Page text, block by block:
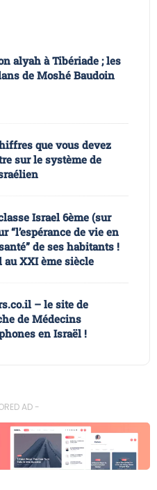
alyah à Tibériade ; les
de Moshé Baudoin
que vous devez
sur le système de
Israel 6ème (sur
“l’espérance de vie en
de ses habitants !
au XXI ème siècle
– le site de
de Médecins
en Israël !
AD -